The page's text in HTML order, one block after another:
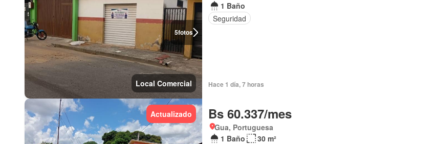
5fotos
Local Comercial
1 Baño
Seguridad
Hace 1 día, 7 horas
Actualizado Bs 60.337/mes
Gua, Portuguesa
1 Baño
30 m²